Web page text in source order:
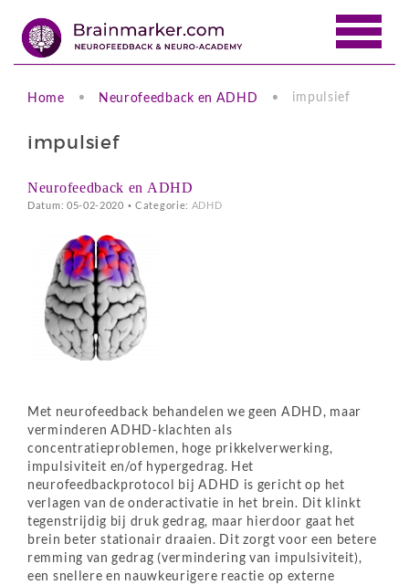
Home Neurofeedback en ADHD impulsief
impulsief
Neurofeedback en ADHD
Datum: 05-02-2020 • Categorie: ADHD
Met neurofeedback behandelen we geen ADHD, maar
verminderen ADHD-klachten als
concentratieproblemen, hoge prikkelverwerking,
impulsiviteit en/of hypergedrag. Het
neurofeedbackprotocol bij ADHD is gericht op het
verlagen van de onderactivatie in het brein. Dit klinkt
tegenstrijdig bij druk gedrag, maar hierdoor gaat het
brein beter stationair draaien. Dit zorgt voor een betere
remming van gedrag (vermindering van impulsiviteit),
een snellere en nauwkeurigere reactie op externe